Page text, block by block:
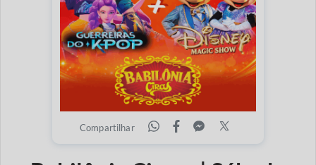
Compartilhar